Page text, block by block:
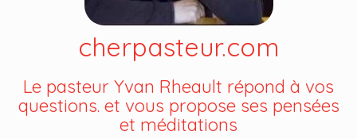
cherpasteur.com
Le pasteur Yvan Rheault répond à vos
questions. et vous propose ses pensées
et méditations